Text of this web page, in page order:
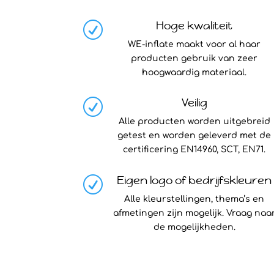
R Hoge kwaliteit
WE-inflate maakt voor al haar
producten gebruik van zeer
hoogwaardig materiaal.
R Veilig
Alle producten worden uitgebreid
getest en worden geleverd met de
certificering EN14960, SCT, EN71.
R Eigen logo of bedrijfskleuren
Alle kleurstellingen, thema’s en
afmetingen zijn mogelijk. Vraag
de mogelijkheden.